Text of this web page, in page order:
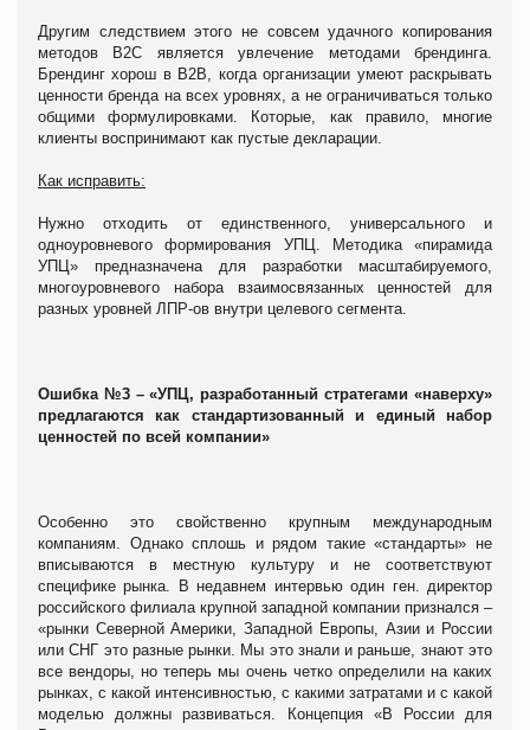
Другим следствием этого не совсем удачного копирования
методов В2С является увлечение методами брендинга.
Брендинг хорош в В2В, когда организации умеют раскрывать
ценности бренда на всех уровнях, а не ограничиваться только
общими формулировками. Которые, как правило, многие
клиенты воспринимают как пустые декларации.
Как исправить:
Нужно отходить от единственного, универсального и
одноуровневого формирования УПЦ. Методика «пирамида
УПЦ» предназначена для разработки масштабируемого,
многоуровневого набора взаимосвязанных ценностей для
разных уровней ЛПР-ов внутри целевого сегмента.
Ошибка №3 – «УПЦ, разработанный стратегами «наверху»
предлагаются как стандартизованный и единый набор
ценностей по всей компании»
Особенно это свойственно крупным международным
компаниям. Однако сплошь и рядом такие «стандарты» не
вписываются в местную культуру и не соответствуют
специфике рынка. В недавнем интервью один ген. директор
российского филиала крупной западной компании признался –
«рынки Северной Америки, Западной Европы, Азии и России
или СНГ это разные рынки. Мы это знали и раньше, знают это
все вендоры, но теперь мы очень четко определили на каких
рынках, с какой интенсивностью, с какими затратами и с какой
моделью должны развиваться. Концепция «В России для